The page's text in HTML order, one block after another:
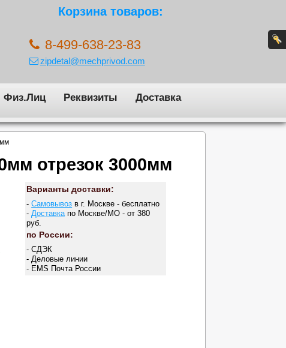
Корзина товаров:
8-499-638-23-83
zipdetal@mechprivod.com
Физ.Лиц Реквизиты
Доставка
отрезок 3000мм
Варианты доставки:
-Самовывоз в г. Москве - бесплатно
- Доставка по Москве/МО - от 380
руб.
по России:
- СДЭК
- Деловые линии
- EMS Почта России